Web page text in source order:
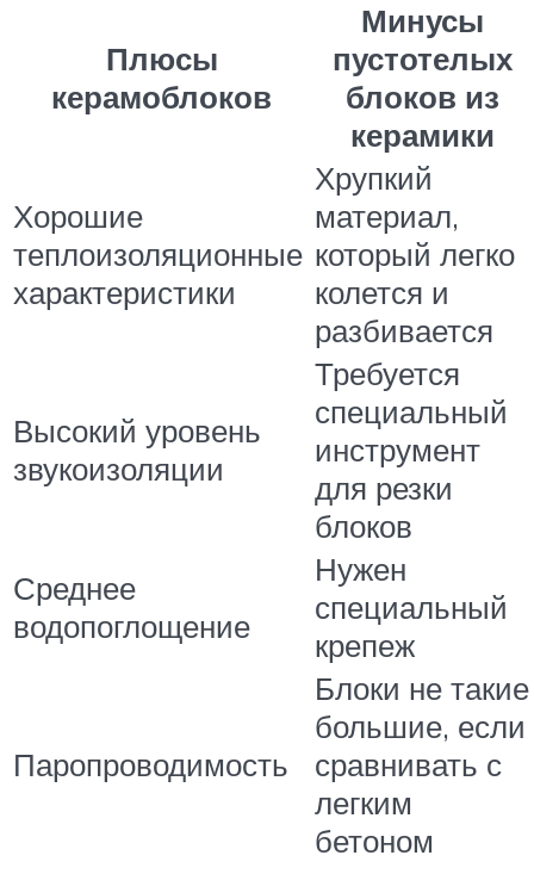
Плюсы
керамоблоков
Минусы
пустотелых
блоков из
керамики
Хорошие
теплоизоляционные
характеристики
Хрупкий
материал,
который легко
колется и
разбивается
Высокий уровень
звукоизоляции
Требуется
специальный
инструмент
для резки
блоков
Среднее
водопоглощение
Нужен
специальный
крепеж
Паропроводимость
Блоки не такие
большие, если
сравнивать с
легким
бетоном